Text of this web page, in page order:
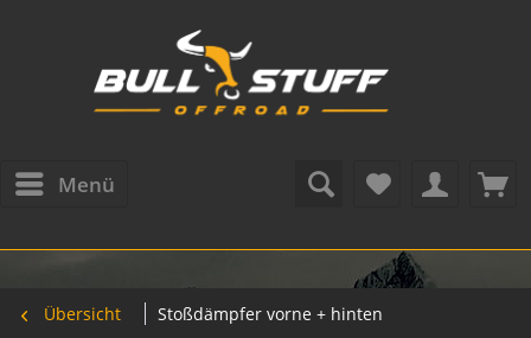
Menü
Übersicht Stoßdämpfer vorne + hinten